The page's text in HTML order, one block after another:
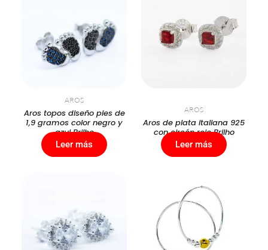
AROS
Aros topos diseño pies de
1,9 gramos color negro y
azul Brilho
Leer más
AROS
Aros de plata italiana 925
con circón rojo Brilho
Leer más